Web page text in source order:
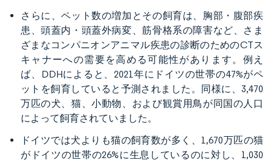
さらに、ペット数の増加とその飼育は、胸部・腹部疾
患、頭蓋内・頭蓋外病変、筋骨格系の障害など、さま
ざまなコンパニオンアニマル疾患の診断のためのCTス
キャナーへの需要を高める可能性があります。例え
ば、DDHによると、2021年にドイツの世帯の47%がペ
ットを飼育していると予測されました。同様に、3,470
万匹の犬、猫、小動物、および観賞用鳥が同国の人口
によって飼育されていました。
ドイツでは犬よりも猫の飼育数が多く、1,670万匹の猫
がドイツの世帯の26%に生息しているのに対し、1,030